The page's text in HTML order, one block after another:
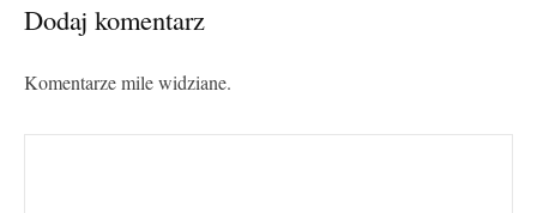
Dodaj komentarz
Komentarze mile widziane.